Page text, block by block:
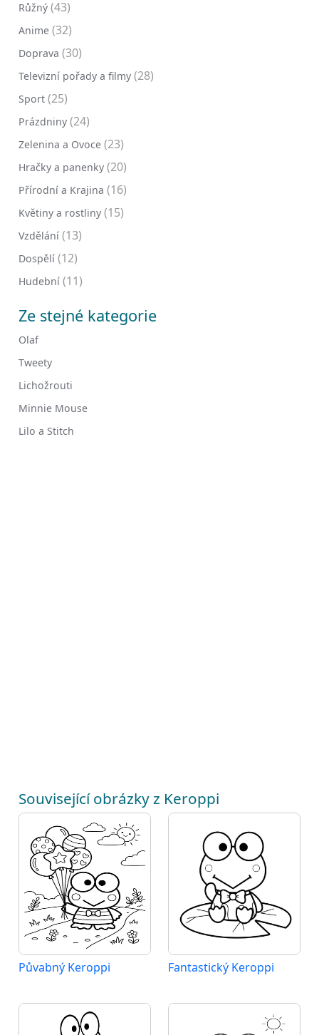
Růžný (43)
Anime (32)
Doprava (30)
Televizní pořady a filmy (28)
Sport (25)
Prázdniny (24)
Zelenina a Ovoce (23)
Hračky a panenky (20)
Přírodní a Krajina (16)
Květiny a rostliny (15)
Vzdělání (13)
Dospělí (12)
Hudební (11)
Ze stejné kategorie
Olaf
Tweety
Lichožrouti
Minnie Mouse
Lilo a Stitch
Související obrázky z Keroppi
Půvabný Keroppi Fantastický Keroppi